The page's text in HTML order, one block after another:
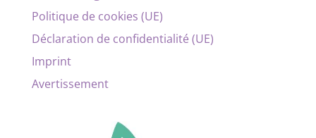
Politique de cookies (UE)
Déclaration de confidentialité (UE)
Imprint
Avertissement